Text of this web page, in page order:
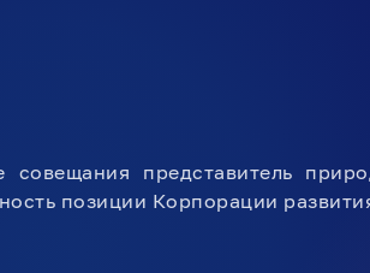
представитель
позиции Корпорации